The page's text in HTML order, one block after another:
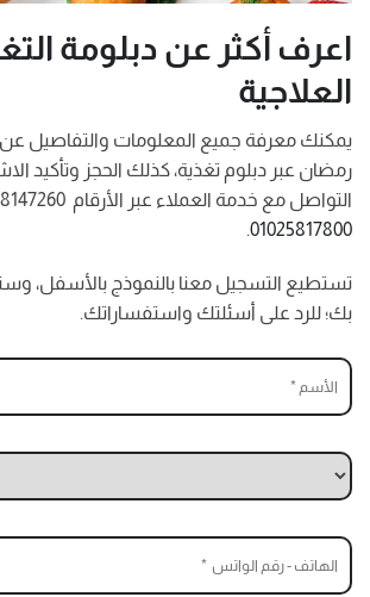
اعرف أكثر عن دبلومة
العلاجية
يمكنك معرفة جميع المعلومات والتفاصيل عن
رمضان عبر دبلوم تغذية، كذلك الحجز وتأكيد
التواصل مع خدمة العملاء عبر الأرقام 01098147260 أو
01025817800
.
تستطيع التسجيل معنا بالنموذج بالأسفل،
بك؛ للرد على أسئلتك واستفساراتك.